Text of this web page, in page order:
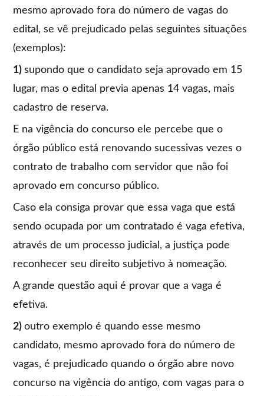
mesmo aprovado fora do número de vagas do
edital, se vê prejudicado pelas seguintes situações
(exemplos):
1)supondo que o candidato seja aprovado em 15
lugar, mas o edital previa apenas 14 vagas, mais
cadastro de reserva.
E na vigência do concurso ele percebe que o
órgão público está renovando sucessivas vezes o
contrato de trabalho com servidor que não foi
aprovado em concurso público.
Caso ela consiga provar que essa vaga que está
sendo ocupada por um contratado é vaga efetiva,
através de um processo judicial, a justiça pode
reconhecer seu direito subjetivo à nomeação.
A grande questão aqui é provar que a vaga é
efetiva.
2)outro exemplo é quando esse mesmo
candidato, mesmo aprovado fora do número de
vagas, é prejudicado quando o órgão abre novo
concurso na vigência do antigo, com vagas para o